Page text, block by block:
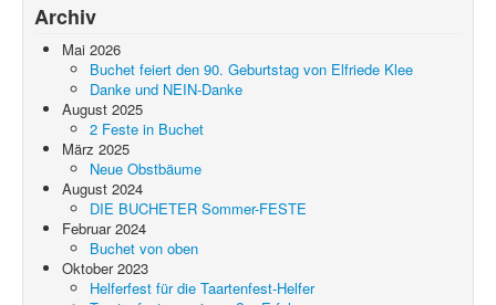
Archiv
Mai 2026
Buchet feiert den 90. Geburtstag von Elfriede Klee
Danke und NEIN-Danke
August 2025
2 Feste in Buchet
März 2025
Neue Obstbäume
August 2024
DIE BUCHETER Sommer-FESTE
Februar 2024
Buchet von oben
Oktober 2023
Helferfest für die Taartenfest-Helfer